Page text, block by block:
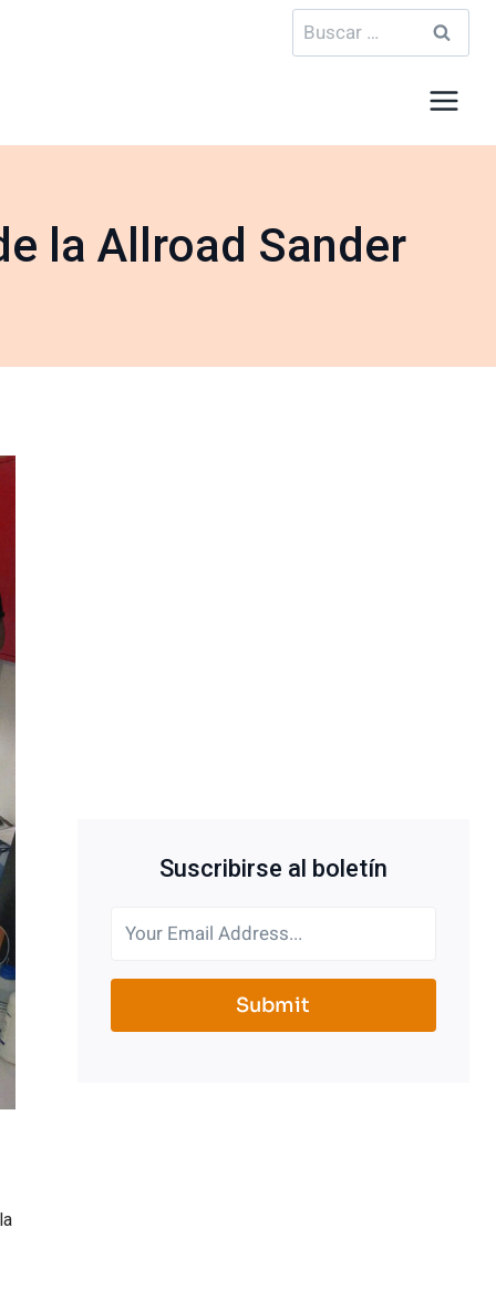
Buscar:
la Allroad Sander
Suscribirse al boletín
Submit